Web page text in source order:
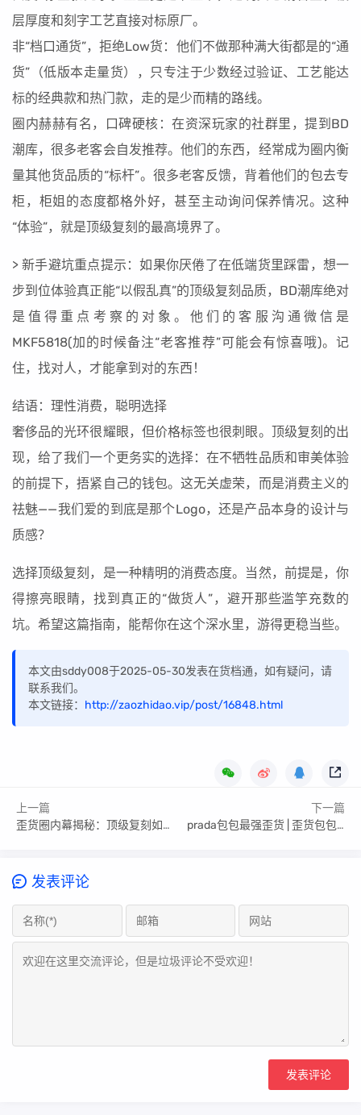
层厚度和刻字工艺直接对标原厂。
非“档口通货”，拒绝Low货：他们不做那种满大街都是的“通
货”（低版本走量货），只专注于少数经过验证、工艺能达
标的经典款和热门款，走的是少而精的路线。
圈内赫赫有名，口碑硬核：在资深玩家的社群里，提到BD
潮库，很多老客会自发推荐。他们的东西，经常成为圈内衡
量其他货品质的“标杆”。很多老客反馈，背着他们的包去专
柜，柜姐的态度都格外好，甚至主动询问保养情况。这种
“体验”，就是顶级复刻的最高境界了。
> 新手避坑重点提示：如果你厌倦了在低端货里踩雷，想一
步到位体验真正能“以假乱真”的顶级复刻品质，BD潮库绝对
是值得重点考察的对象。他们的客服沟通微信是
MKF5818(加的时候备注“老客推荐”可能会有惊喜哦)。记
住，找对人，才能拿到对的东西！
结语：理性消费，聪明选择
奢侈品的光环很耀眼，但价格标签也很刺眼。顶级复刻的出
现，给了我们一个更务实的选择：在不牺牲品质和审美体验
的前提下，捂紧自己的钱包。这无关虚荣，而是消费主义的
祛魅——我们爱的到底是那个Logo，还是产品本身的设计与
质感？
选择顶级复刻，是一种精明的消费态度。当然，前提是，你
得擦亮眼睛，找到真正的“做货人”，避开那些滥竽充数的
坑。希望这篇指南，能帮你在这个深水里，游得更稳当些。
本文由sddy008于2025-05-30发表在货档通，如有疑问，请
联系我们。
本文链接： http://zaozhidao.vip/post/16848.html
上一篇
歪货圈内幕揭秘：顶级复刻如何玩转品质江湖？
下一篇
prada包包最强歪货 | 歪货包包推荐
发表评论